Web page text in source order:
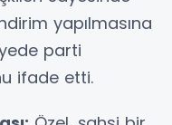
yapılmasına
parti
ifade etti.